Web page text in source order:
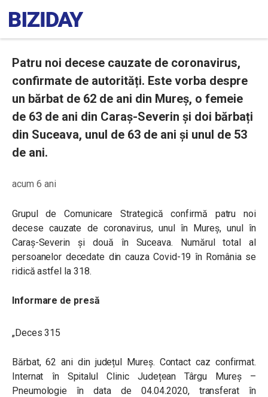
Patru noi decese cauzate de coronavirus,
confirmate de autorități. Este vorba despre
un bărbat de 62 de ani din Mureș, o femeie
de 63 de ani din Caraș-Severin și doi bărbați
din Suceava, unul de 63 de ani și unul de 53
de ani.
acum 6 ani
Grupul de Comunicare Strategică confirmă patru noi
decese cauzate de coronavirus, unul în Mureș, unul în
Caraș-Severin și două în Suceava. Numărul total al
persoanelor decedate din cauza Covid-19 în România se
ridică astfel la 318.
Informare de presă
„Deces 315
Bărbat, 62 ani din județul Mureș. Contact caz confirmat.
Internat în Spitalul Clinic Județean Târgu Mureș –
Pneumologie în data de 04.04.2020, transferat în